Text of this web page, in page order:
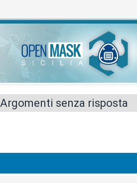
Argomenti senza risposta